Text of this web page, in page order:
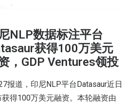
NLP数据标注平台
获得100万美元
，GDP Ventures领投
报道，印尼NLP平台Datasaur近日
获得100万美元融资。本轮融资由